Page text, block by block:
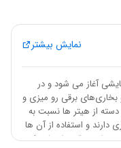
نمایش بیشتر
آغاز می شود و در
بخاری‌های برقی رو میزی و
از هیتر ها نسبت به
و استفاده از آن ها
بخاری برقی مایدیا مدل